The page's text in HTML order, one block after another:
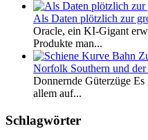
Als Daten plötzlich zur
Oracle, ein KI-Gigant
Produkte man...
Norfolk Southern und
Donnernde Güterzüge
allem auf...
Schlagwörter